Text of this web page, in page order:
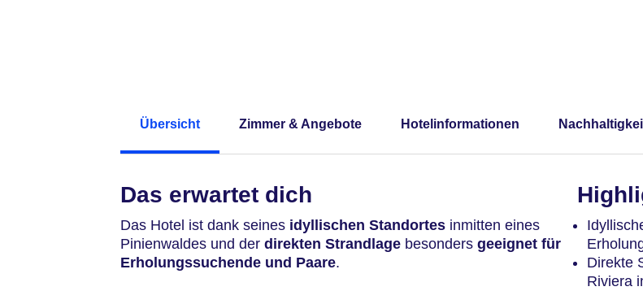
Übersicht Zimmer & Angebote Hotelinformationen
Das erwartet dich
Das Hotel ist dank seines idyllischen Standortes inmitten eines
Pinienwaldes und der direkten Strandlage besonders geeignet für
Erholungssuchende und Paare.
Direkte
Riviera